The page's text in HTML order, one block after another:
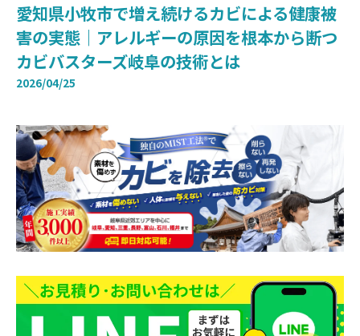
愛知県小牧市で増え続けるカビによる健康被
害の実態｜アレルギーの原因を根本から断つ
カビバスターズ岐阜の技術とは
2026/04/25